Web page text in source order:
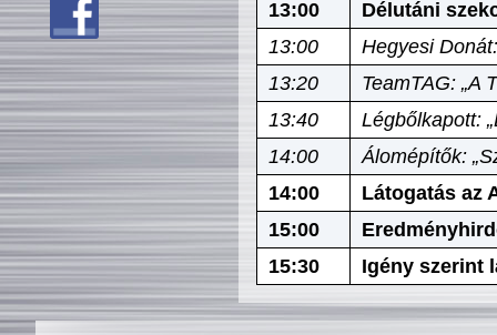
13:00
Délutáni
13:00
Hegyesi
13:20
TeamTAG: „A
13:40
Légbőlkapott:
14:00
Álomépítők:
14:00
Látogatás az
15:00
15:30
Igény szerint